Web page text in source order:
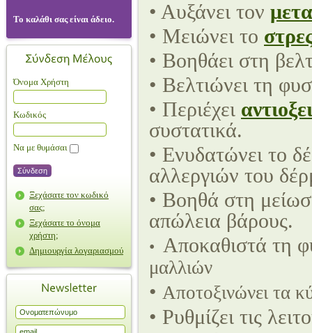
Το καλάθι σας είναι άδειο.
Όνομα Χρήστη
Κωδικός
Να με θυμάσαι
Ξεχάσατε τον κωδικό
σας;
Ξεχάσατε το όνομα
χρήστη;
Δημιουργία λογαριασμού
• Αυξάνει τον
• Μειώνει το
• Βοηθάει στη
• Βελτιώνει τη
• Περιέχει
συστατικά.
• Ενυδατώνει το
αλλεργιών του
• Βοηθά στη
απώλεια βάρους.
• Αποκαθιστά τη
μαλλιών
• Αποτοξινώνει τα
• Ρυθμίζει τις